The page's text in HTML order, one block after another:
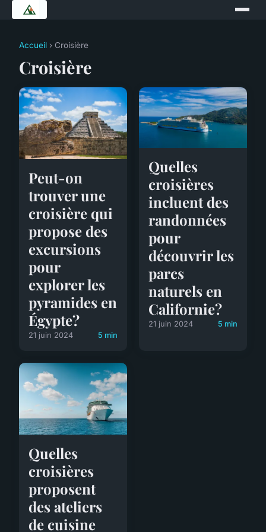
Accueil › Croisière
Croisière
Peut-on
trouver une
croisière qui
propose des
excursions
pour
explorer les
pyramides en
Égypte?
21 juin 2024 5 min
Quelles
croisières
incluent des
randonnées
pour
découvrir les
parcs
naturels en
Californie?
21 juin 2024 5 min
Quelles
croisières
proposent
des ateliers
de cuisine